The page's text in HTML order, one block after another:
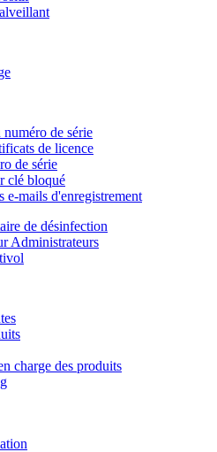
de série
de licence
de série
clé bloqué
e-mails d'enregistrement
de désinfection
Administrateurs
charge des produits